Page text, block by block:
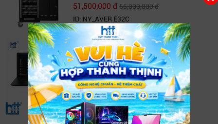
51,500,000 đ55,000,000 đ
ID: NY_AVER E32C
Laptop HP Pavilion 15-cb540TX
(4BN72PA)
20,690,000 đ22,190,000 đ
ID: 15-cb540TX
TV Box FPT Play Box+ T550